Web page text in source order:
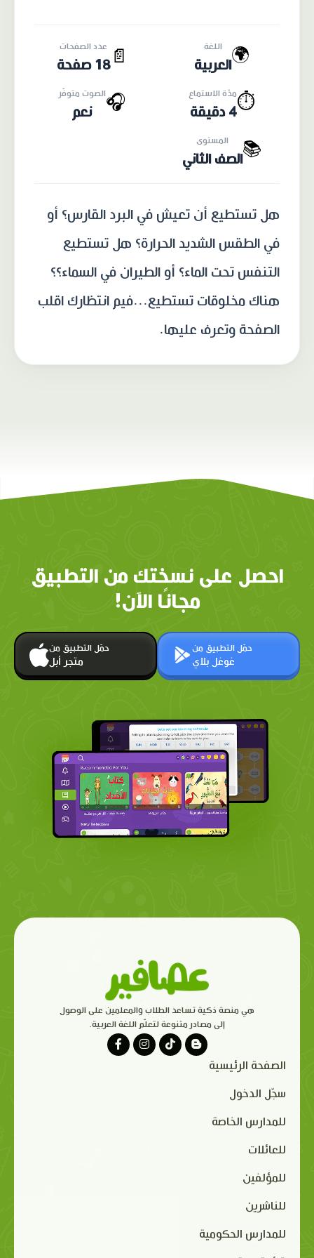
🌍 اللغة
العربية 📄
عدد الصفحات
18 صفحة
⏱️مدّة الاستماع
4 دقيقة
🎧الصوت متوفّر
نعم
📚 المستوى
الصف الثاني
هل تستطيع أن تعيش في البرد القارس؟ أو
في الطقس الشديد الحرارة؟ هل تستطيع
التنفس تحت الماء؟ أو الطيران في السماء؟؟
هناك مخلوقات تستطيع...فيم انتظارك اقلب
الصفحة وتعرف عليها.
احصل على نسختك من التطبيق
مجانًا الآن!
حمّل التطبيق من
متجر أبل
حمّل التطبيق من
غوغل بلاي
هي منصة ذكية تساعد الطلاب والمعلمين على الوصول
إلى مصادر متنوعة لتعلّم اللغة العربية.
الصفحة الرئيسية
سجّل الدخول
للمدارس الخاصة
للعائلات
للمؤلفين
للناشرين
للمدارس الحكومية